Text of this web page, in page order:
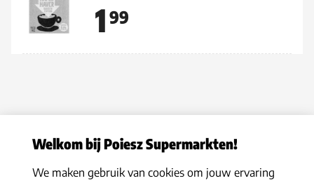
1 99
Privacy statement|Algemene voorwaarden |Hoe werkt het |
Welkom bij Poiesz Supermarkten!
We maken gebruik van cookies om jouw ervaring